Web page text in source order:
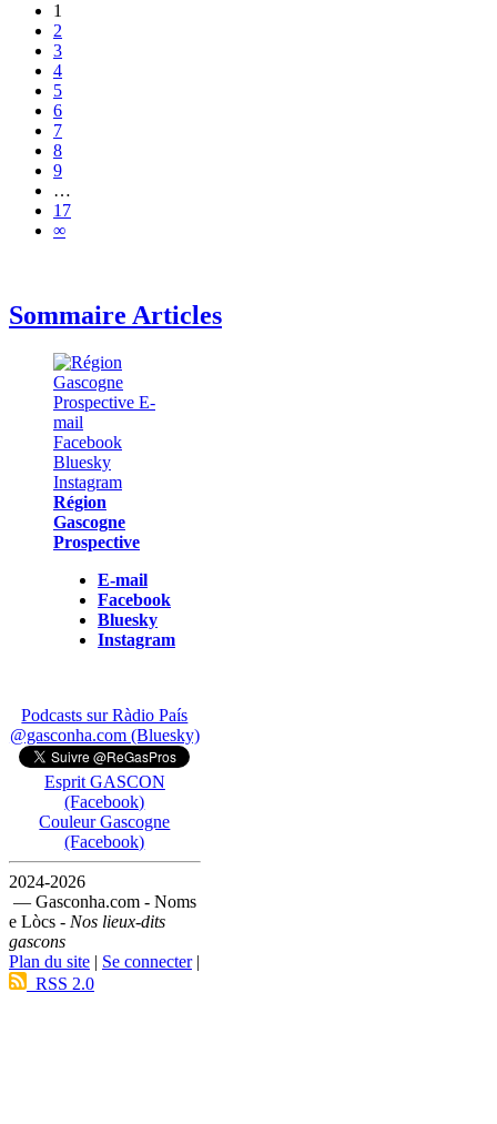
1
2
3
4
5
6
7
8
9
…
17
∞
Sommaire Articles
Région
Gascogne
Prospective
E-mail
Facebook
Bluesky
Instagram
Podcasts sur Ràdio País
@gasconha.com (Bluesky)
Esprit GASCON
(Facebook)
Couleur Gascogne
(Facebook)
2024-2026
— Gasconha.com - Noms
e Lòcs - Nos lieux-dits
gascons
Plan du site | Se connecter|
RSS 2.0